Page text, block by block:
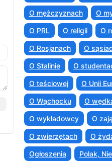
O mężczyznach O
O PRL O religii O
O Rosjanach O
O Stalinie O
O teściowej O Unii
O Wąchocku O
O wykładowcy O
O zwierzętach O
Ogłoszenia Polak,